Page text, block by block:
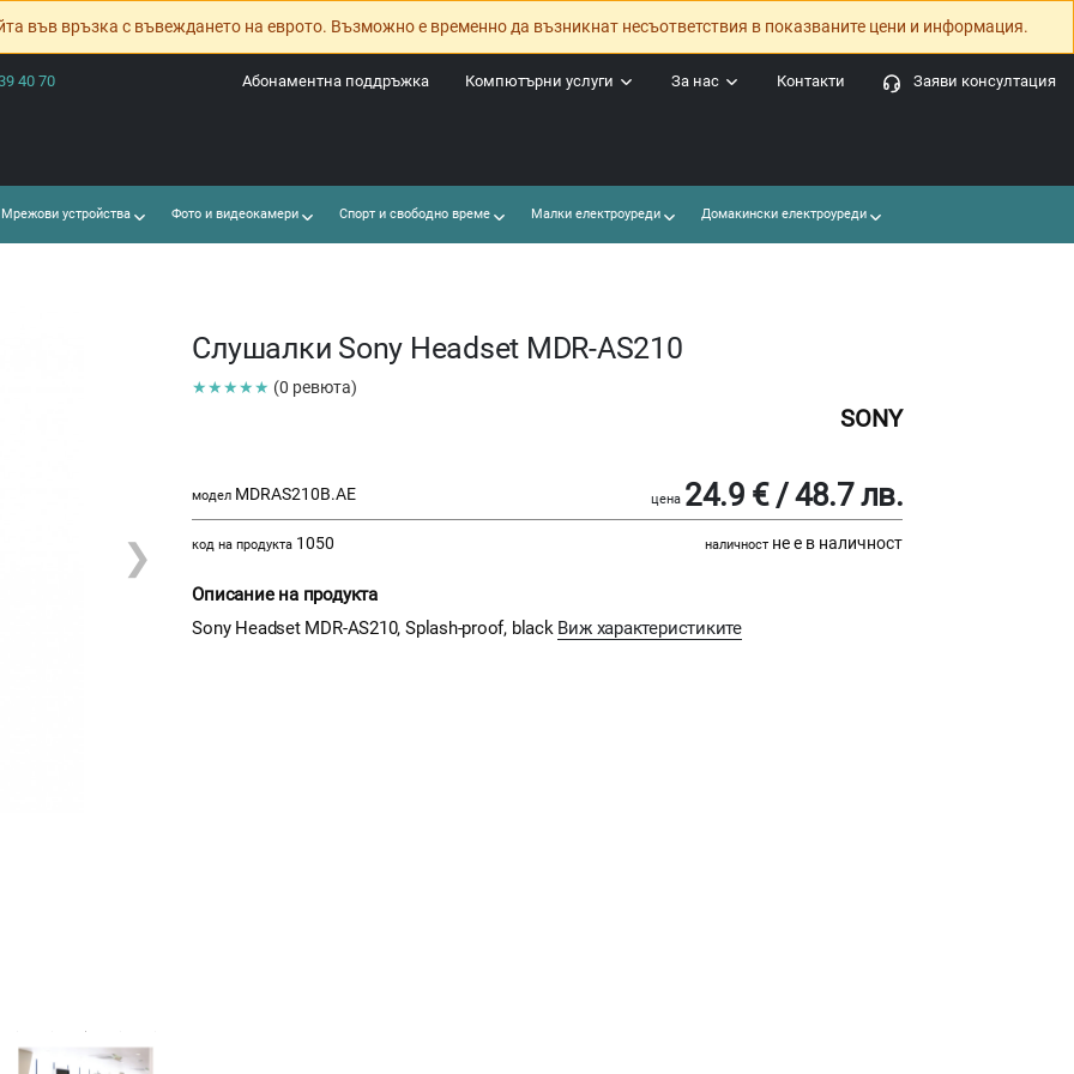
във връзка с въвеждането на еврото. Възможно е временно да възникнат несъответствия в показваните цени и информация.
40 70 Заяви консултация
Контакти
За нас
Компютърни услуги
Абонаментна поддръжка
устройства Фото и видеокамери Спорт и свободно време Малки електроуреди Домакински електроуреди
❯
Слушалки Sony Headset MDR-AS210
★★★★★ (0 ревюта)
SONY
модел MDRAS210B.AE цена 24.9 € / 48.7 лв.
код на продукта 1050 наличност не е в наличност
Описание на продукта
Sony Headset MDR-AS210, Splash-proof, black Виж характеристиките